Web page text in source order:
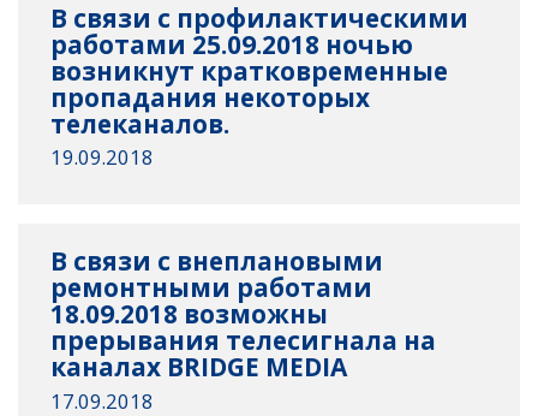
В связи с профилактическими
работами 25.09.2018 ночью
возникнут кратковременные
пропадания некоторых
телеканалов.
19.09.2018
В связи с внеплановыми
ремонтными работами
18.09.2018 возможны
прерывания телесигнала на
каналах BRIDGE MEDIA
17.09.2018